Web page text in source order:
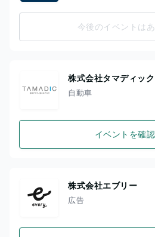
今後のイベントは
株式会社タマディック
自動車
イベントを確
株式会社エブリー
広告